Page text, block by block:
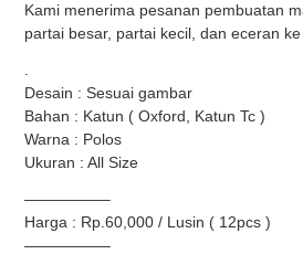
Kami menerima pesanan pembuatan
partai besar, partai kecil, dan eceran
Desain : Sesuai gambar
Bahan : Katun ( Oxford, Katun Tc )
Warna : Polos
Ukuran : All Size
—————–
Harga : Rp.60,000 / Lusin ( 12pcs )
—————–